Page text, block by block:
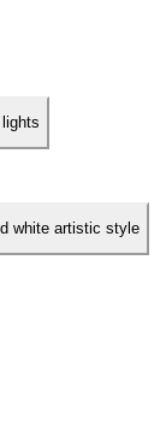
white artistic style